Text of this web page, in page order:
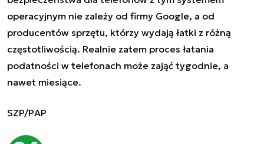
operacyjnym nie zależy od firmy Google, a od
producentów sprzętu, którzy wydają łatki z różną
częstotliwością. Realnie zatem proces łatania
podatności w telefonach może zająć tygodnie, a
nawet miesiące.
SZP/PAP